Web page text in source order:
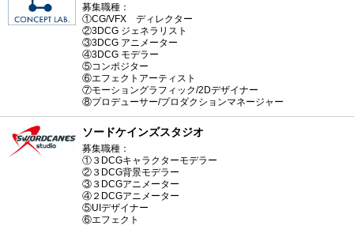
募集職種：
①CG/VFX ディレクター
②3DCG ジェネラリスト
③3DCG アニメーター
④3DCG モデラー
⑤コンポジター
⑥エフェクトアーティスト
⑦モーショングラフィック/2Dデザイナー
⑧プロデューサー/プロダクションマネージャー
ソードケインズスタジオ
募集職種：
①３DCGキャラクターモデラー
②３DCG背景モデラー
③３DCGアニメーター
④２DCGアニメーター
⑤UIデザイナー
⑥エフェクト